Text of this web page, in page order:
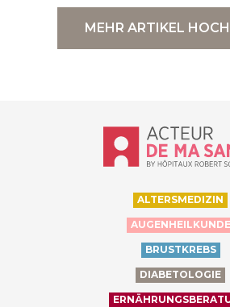
MEHR ARTIKEL
Accueil - Acteur
ALTERSMEDIZIN
AUGENHEILKUNDE
BRUSTKREBS
DIABETOLOGIE